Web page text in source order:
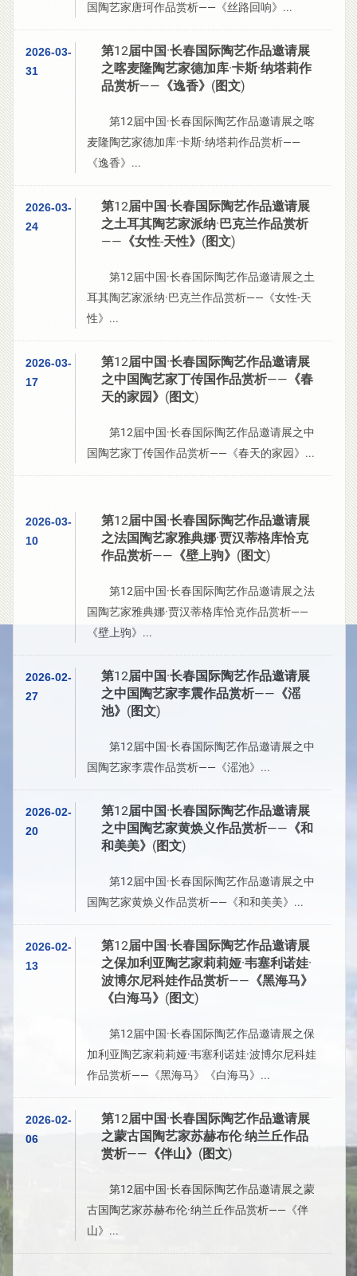
国陶艺家唐珂作品赏析——《丝路回响》...
2026-03-
31
第12届中国·长春国际陶艺作品邀请展
之喀麦隆陶艺家德加库·卡斯·纳塔莉作
品赏析——《逸香》(图文)
第12届中国·长春国际陶艺作品邀请展之喀
麦隆陶艺家德加库·卡斯·纳塔莉作品赏析——
《逸香》...
2026-03-
24
第12届中国·长春国际陶艺作品邀请展
之土耳其陶艺家派纳·巴克兰作品赏析
——《女性-天性》(图文)
第12届中国·长春国际陶艺作品邀请展之土
耳其陶艺家派纳·巴克兰作品赏析——《女性-天
性》...
2026-03-
17
第12届中国·长春国际陶艺作品邀请展
之中国陶艺家丁传国作品赏析——《春
天的家园》(图文)
第12届中国·长春国际陶艺作品邀请展之中
国陶艺家丁传国作品赏析——《春天的家园》...
2026-03-
10
第12届中国·长春国际陶艺作品邀请展
之法国陶艺家雅典娜·贾汉蒂格库恰克
作品赏析——《壁上驹》(图文)
第12届中国·长春国际陶艺作品邀请展之法
国陶艺家雅典娜·贾汉蒂格库恰克作品赏析——
《壁上驹》...
2026-02-
27
第12届中国·长春国际陶艺作品邀请展
之中国陶艺家李震作品赏析——《滛
池》(图文)
第12届中国·长春国际陶艺作品邀请展之中
国陶艺家李震作品赏析——《滛池》...
2026-02-
20
第12届中国·长春国际陶艺作品邀请展
之中国陶艺家黄焕义作品赏析——《和
和美美》(图文)
第12届中国·长春国际陶艺作品邀请展之中
国陶艺家黄焕义作品赏析——《和和美美》...
2026-02-
13
第12届中国·长春国际陶艺作品邀请展
之保加利亚陶艺家莉莉娅·韦塞利诺娃·
波博尔尼科娃作品赏析——《黑海马》
《白海马》(图文)
第12届中国·长春国际陶艺作品邀请展之保
加利亚陶艺家莉莉娅·韦塞利诺娃·波博尔尼科娃
作品赏析——《黑海马》《白海马》...
2026-02-
06
第12届中国·长春国际陶艺作品邀请展
之蒙古国陶艺家苏赫布伦·纳兰丘作品
赏析——《伴山》(图文)
第12届中国·长春国际陶艺作品邀请展之蒙
古国陶艺家苏赫布伦·纳兰丘作品赏析——《伴
山》...